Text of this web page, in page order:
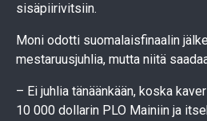
sisäpiirivitsiin.
Moni odotti suomalaisfinaalin
mestaruusjuhlia, mutta niitä
– Ei juhlia tänäänkään, koska
10 000 dollarin PLO Mainiin ja